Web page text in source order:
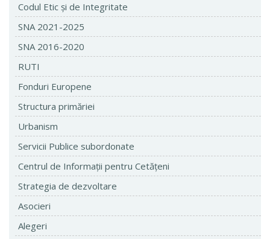
Codul Etic şi de Integritate
SNA 2021-2025
SNA 2016-2020
RUTI
Fonduri Europene
Structura primăriei
Urbanism
Servicii Publice subordonate
Centrul de Informaţii pentru Cetăţeni
Strategia de dezvoltare
Asocieri
Alegeri